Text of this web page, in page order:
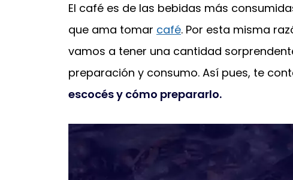
El café es de las bebidas más
que ama tomar café. Por esta misma
vamos a tener una cantidad
preparación y consumo. Así pues, te
escocés y cómo prepararlo.